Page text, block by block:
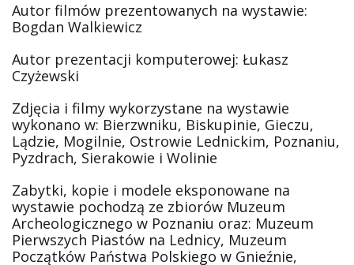
Autor filmów prezentowanych na wystawie:
Bogdan Walkiewicz
Autor prezentacji komputerowej: Łukasz
Czyżewski
Zdjęcia i filmy wykorzystane na wystawie
wykonano w: Bierzwniku, Biskupinie, Gieczu,
Lądzie, Mogilnie, Ostrowie Lednickim, Poznaniu,
Pyzdrach, Sierakowie i Wolinie
Zabytki, kopie i modele eksponowane na
wystawie pochodzą ze zbiorów Muzeum
Archeologicznego w Poznaniu oraz: Muzeum
Pierwszych Piastów na Lednicy, Muzeum
Początków Państwa Polskiego w Gnieźnie,